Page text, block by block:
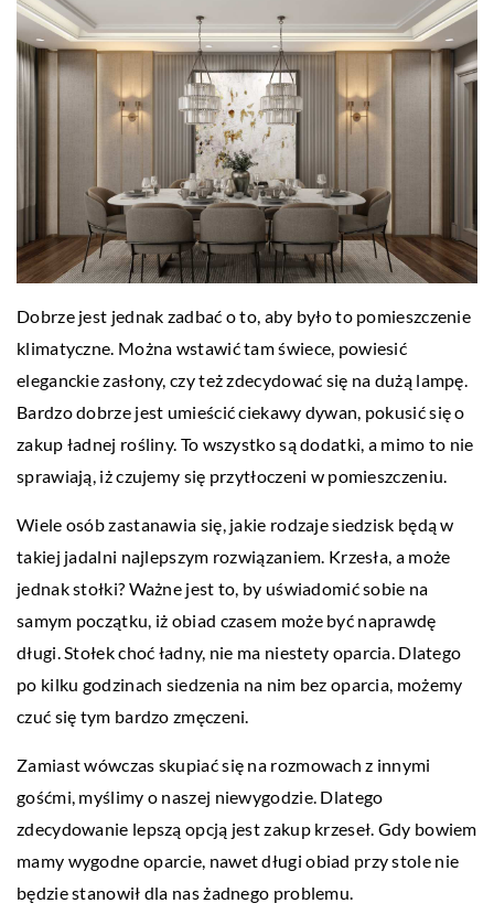
Dobrze jest jednak zadbać o to, aby było to pomieszczenie
klimatyczne. Można wstawić tam świece, powiesić
eleganckie zasłony, czy też zdecydować się na dużą lampę.
Bardzo dobrze jest umieścić ciekawy dywan, pokusić się o
zakup ładnej rośliny. To wszystko są dodatki, a mimo to nie
sprawiają, iż czujemy się przytłoczeni w pomieszczeniu.
Wiele osób zastanawia się, jakie rodzaje siedzisk będą w
takiej jadalni najlepszym rozwiązaniem. Krzesła, a może
jednak stołki? Ważne jest to, by uświadomić sobie na
samym początku, iż obiad czasem może być naprawdę
długi. Stołek choć ładny, nie ma niestety oparcia. Dlatego
po kilku godzinach siedzenia na nim bez oparcia, możemy
czuć się tym bardzo zmęczeni.
Zamiast wówczas skupiać się na rozmowach z innymi
gośćmi, myślimy o naszej niewygodzie. Dlatego
zdecydowanie lepszą opcją jest zakup krzeseł. Gdy bowiem
mamy wygodne oparcie, nawet długi obiad przy stole nie
będzie stanowił dla nas żadnego problemu.